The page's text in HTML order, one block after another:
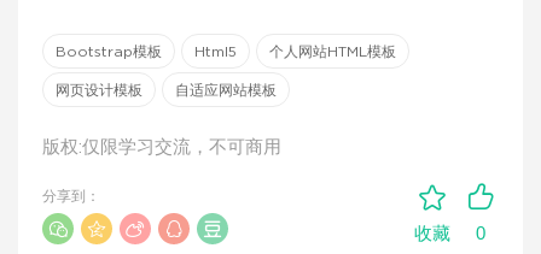
Bootstrap模板 Html5 个人网站HTML模板
网页设计模板 自适应网站模板
版权:仅限学习交流，不可商用
收藏 0
分享到：